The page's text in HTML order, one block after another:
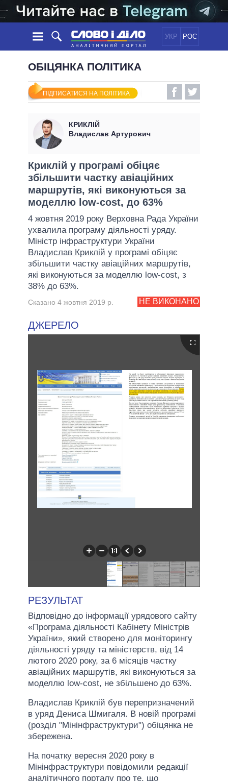
УКР РОС
НОВИНИ
СТРІЧКА
ПОДІЇ
ДУМКИ
ОГЛЯДИ
ДАЙДЖЕСТИ
ПОЛІТИКА
ЕКОНОМІКА
СВІТ
ОБIЦЯНКИ
УСІ ПОЛІТИКИ
ПРЕЗИДЕНТ І ОФІС
ВЕРХОВНА РАДА
КАБІНЕТ МІНІСТРІВ
ГОЛОВИ ОБЛАДМІНІСТРАЦІЙ
МЕРИ МІСТ
ВСІ ПЕРСОНИ
ІНФОГРАФІКА
ПІДТРИМАТИ
ПОРІВНЯННЯ ПОЛІТИКІВ
ОБІЦЯНКА ПОЛІТИКА
ПІДПИСАТИСЯ НА ПОЛІТИКА
КРИКЛІЙ
Владислав Артурович
Криклій у програмі обіцяє
збільшити частку авіаційних
маршрутів, які виконуються за
моделлю low-cost, до 63%
4 жовтня 2019 року Верховна Рада України
ухвалила програму діяльності уряду.
Міністр інфраструктури України
Владислав Криклій у програмі обіцяє
збільшити частку авіаційних маршрутів,
які виконуються за моделлю low-cost, з
38% до 63%.
НЕ ВИКОНАНО
Сказано 4 жовтня 2019 р.
ДЖЕРЕЛО
РЕЗУЛЬТАТ
Відповідно до інформації урядового сайту
«Програма діяльності Кабінету Міністрів
України», який створено для моніторингу
діяльності уряду та міністерств, від 14
лютого 2020 року, за 6 місяців частку
авіаційних маршрутів, які виконуються за
моделлю low-cost, не збільшено до 63%.
Владислав Криклій був перепризначений
в уряд Дениса Шмигаля. В новій програмі
(розділ "Мінінфраструктури") обіцянка не
збережена.
На початку вересня 2020 року в
Мінінфраструктури повідомили редакції
аналітичного порталу про те, що